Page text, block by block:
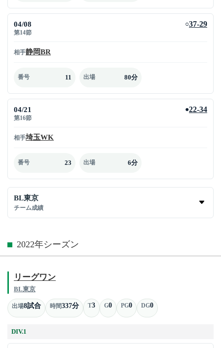
04/08
第14節
○37-29
相手静岡BR
番号 11 出場 80分
04/21
第16節
●22-34
相手埼玉WK
番号 23 出場 6分
BL東京
チーム成績
2022年シーズン
リーグワン
BL東京
出場8試合 時間337分 T3 G0 PG0 DG0
DIV.1